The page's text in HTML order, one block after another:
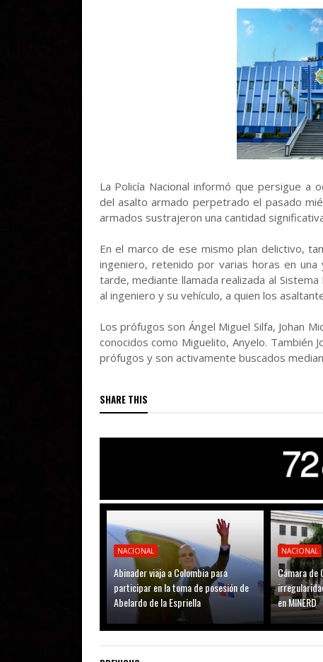
La Policía Nacional informó que persigue a
del asalto armado perpetrado el pasado
armados sustrajeron una cantidad
En el marco de ese mismo plan delictivo,
ingeniero, retenido por varias horas en
tarde, mediante llamada realizada al
al ingeniero y su vehículo, a quien los
Los prófugos son Ángel Miguel Silfa, Johan
conocidos como Miguelito, Anyelo. También
prófugos y son activamente buscados
SHARE THIS
NACIONAL
Abinader viaja a Colombia para
participar en la toma de posesión de
Abelardo de la Espriella
NACIONAL
Cámara de
en MINERD